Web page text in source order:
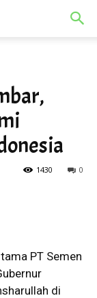
0
1430
PT Semen
di